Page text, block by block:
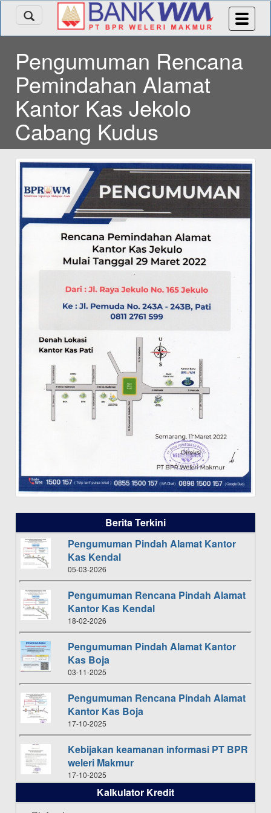
Pengumuman Rencana
Pemindahan Alamat
Kantor Kas Jekolo
Cabang Kudus
Berita Terkini
Pengumuman Pindah Alamat Kantor
Kas Kendal
05-03-2026
Pengumuman Rencana Pindah Alamat
Kantor Kas Kendal
18-02-2026
Pengumuman Pindah Alamat Kantor
Kas Boja
03-11-2025
Pengumuman Rencana Pindah Alamat
Kantor Kas Boja
17-10-2025
Kebijakan keamanan informasi PT BPR
weleri Makmur
17-10-2025
Daftar Pemenang Undian TAMASHA
Kalkulator Kredit